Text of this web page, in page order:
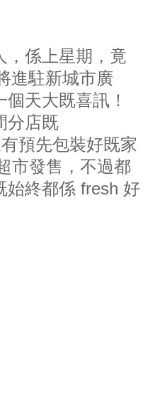
，係上星期，竟
進駐新城市廣
天大既喜訊！
分店既
預先包裝好既家
市發售，不過都
始終都係 fresh 好